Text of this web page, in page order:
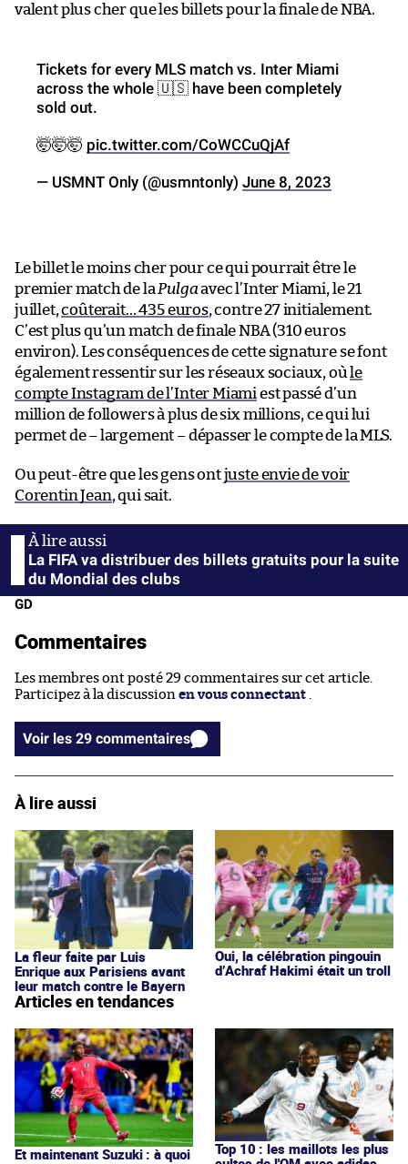
valent plus cher que les billets pour la finale de NBA.
Tickets for every MLS match vs. Inter Miami
across the whole 🇺🇸 have been completely
sold out.
🤯🤯🤯 pic.twitter.com/CoWCCuQjAf
— USMNT Only (@usmntonly) June 8, 2023
Le billet le moins cher pour ce qui pourrait être le
premier match de la Pulgaavec l’Inter Miami, le 21
juillet,coûterait… 435 euros, contre 27 initialement.
C’est plus qu’un match de finale NBA (310 euros
environ). Les conséquences de cette signature se font
également ressentir sur les réseaux sociaux, où le
compte Instagram de l’Inter Miami est passé d’un
million de followers à plus de six millions, ce qui lui
permet de – largement – dépasser le compte de la MLS.
Ou peut-être que les gens ontjuste envie de voir
Corentin Jean, qui sait.
La FIFA va distribuer des billets gratuits pour la suite
du Mondial des clubs
GD
Commentaires
Les membres ont posté 29 commentaires sur cet article.
Participez à la discussion en vous connectant
Voir les 29 commentaires
À lire aussi
La fleur faite par Luis
Enrique aux Parisiens avant
leur match contre le Bayern
Oui, la célébration pingouin
d’Achraf Hakimi était un troll
Articles en tendances
Et maintenant Suzuki : à quoi
Top 10 : les maillots les plus